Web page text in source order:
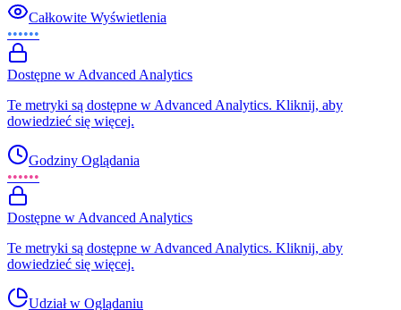
Całkowite Wyświetlenia
••••••
Dostępne w Advanced Analytics
Te metryki są dostępne w Advanced Analytics. Kliknij, aby
dowiedzieć się więcej.
Godziny Oglądania
••••••
Dostępne w Advanced Analytics
Te metryki są dostępne w Advanced Analytics. Kliknij, aby
dowiedzieć się więcej.
Udział w Oglądaniu